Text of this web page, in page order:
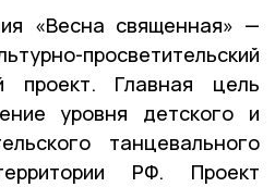
«Весна священная» —
просветительский
проект. Главная цель
уровня детского и
танцевального
РФ. Проект